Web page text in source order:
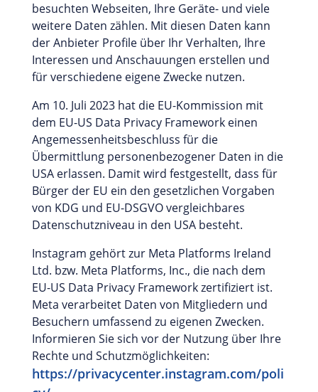
besuchten Webseiten, Ihre Geräte- und viele
weitere Daten zählen. Mit diesen Daten kann
der Anbieter Profile über Ihr Verhalten, Ihre
Interessen und Anschauungen erstellen und
für verschiedene eigene Zwecke nutzen.
Am 10. Juli 2023 hat die EU-Kommission mit
dem EU-US Data Privacy Framework einen
Angemessenheitsbeschluss für die
Übermittlung personenbezogener Daten in die
USA erlassen. Damit wird festgestellt, dass für
Bürger der EU ein den gesetzlichen Vorgaben
von KDG und EU-DSGVO vergleichbares
Datenschutzniveau in den USA besteht.
Instagram gehört zur Meta Platforms Ireland
Ltd. bzw. Meta Platforms, Inc., die nach dem
EU-US Data Privacy Framework zertifiziert ist.
Meta verarbeitet Daten von Mitgliedern und
Besuchern umfassend zu eigenen Zwecken.
Informieren Sie sich vor der Nutzung über Ihre
Rechte und Schutzmöglichkeiten:
https://privacycenter.instagram.com/poli